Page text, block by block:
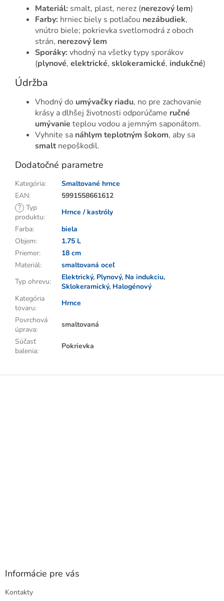
Materiál: smalt, plast, nerez (nerezový lem)
Farby: hrniec biely s potlačou nezábudiek,
vnútro biele; pokrievka svetlomodrá z oboch
strán, nerezový lem
Sporáky: vhodný na všetky typy sporákov
(plynové, elektrické, sklokeramické, indukčné)
Údržba
Vhodný do umývačky riadu, no pre zachovanie
krásy a dlhšej životnosti odporúčame ručné
umývanie teplou vodou a jemným saponátom.
Vyhnite sa náhlym teplotným šokom, aby sa
smalt nepoškodil.
Dodatočné parametre
Kategória:
Smaltované hrnce
EAN:
5991558661612
? Typ
produktu:
Hrnce / kastróly
Farba:
biela
Objem:
1.75 L
Priemer:
18 cm
Materiál:
smaltovaná oceľ
Typ ohrevu: Elektrický, Plynový, Na indukciu,
Sklokeramický, Halogénový
Kategória
tovaru:
Hrnce
Povrchová
úprava:
smaltovaná
Súčasť
balenia:
Pokrievka
Z
Informácie pre vás
Kontakty